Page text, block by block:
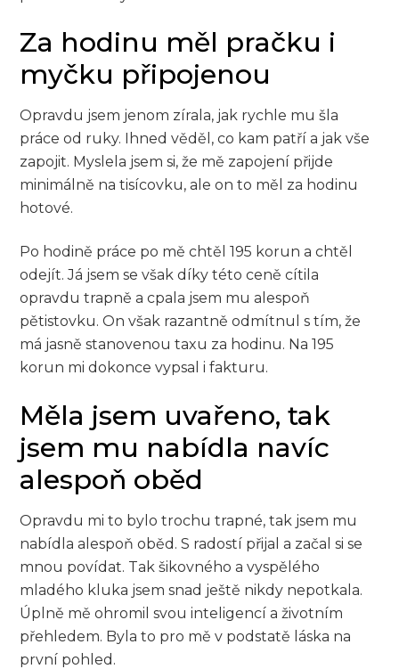
Za hodinu měl pračku i
myčku připojenou
Opravdu jsem jenom zírala, jak rychle mu šla
práce od ruky. Ihned věděl, co kam patří a jak vše
zapojit. Myslela jsem si, že mě zapojení přijde
minimálně na tisícovku, ale on to měl za hodinu
hotové.
Po hodině práce po mě chtěl 195 korun a chtěl
odejít. Já jsem se však díky této ceně cítila
opravdu trapně a cpala jsem mu alespoň
pětistovku. On však razantně odmítnul s tím, že
má jasně stanovenou taxu za hodinu. Na 195
korun mi dokonce vypsal i fakturu.
Měla jsem uvařeno, tak
jsem mu nabídla navíc
alespoň oběd
Opravdu mi to bylo trochu trapné, tak jsem mu
nabídla alespoň oběd. S radostí přijal a začal si se
mnou povídat. Tak šikovného a vyspělého
mladého kluka jsem snad ještě nikdy nepotkala.
Úplně mě ohromil svou inteligencí a životním
přehledem. Byla to pro mě v podstatě láska na
první pohled.